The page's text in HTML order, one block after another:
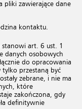
pliki zawierające dane
kontaktu.
art. 6 ust. 1
danych osobowych
do opracowania
tylko przestaną być
zebrane, i nie ma
które
zakończona, gdy
definitywnie